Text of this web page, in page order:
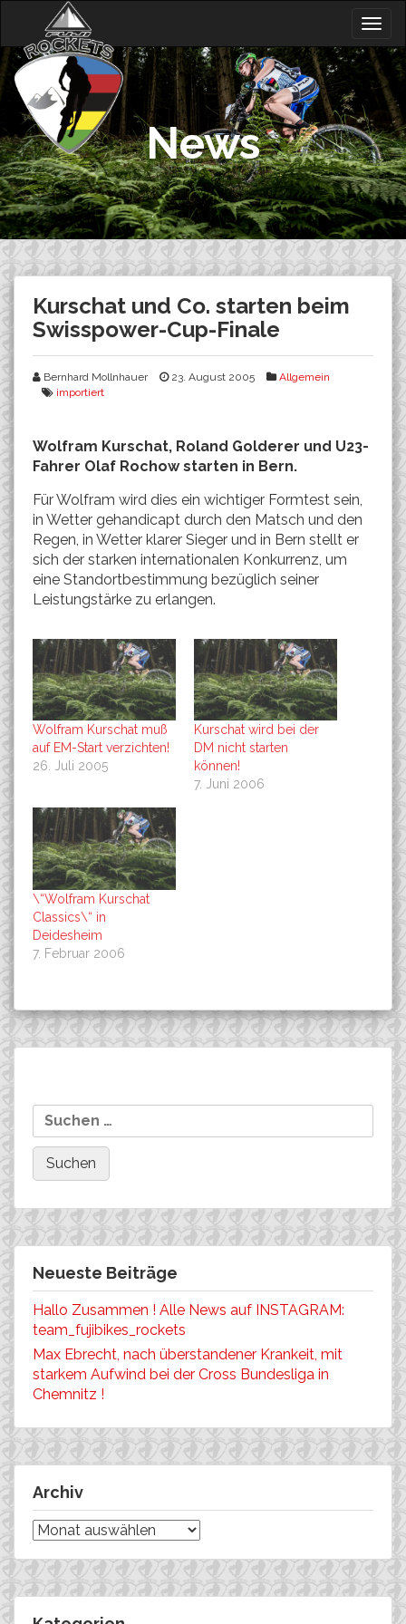
content
News
Kurschat und Co. starten beim
Swisspower-Cup-Finale
Bernhard Mollnhauer 23. August 2005
Allgemein
importiert
Wolfram Kurschat, Roland Golderer und U23-
Fahrer Olaf Rochow starten in Bern.
Für Wolfram wird dies ein wichtiger Formtest sein,
in Wetter gehandicapt durch den Matsch und den
Regen, in Wetter klarer Sieger und in Bern stellt er
sich der starken internationalen Konkurrenz, um
eine Standortbestimmung bezüglich seiner
Leistungstärke zu erlangen.
Wolfram Kurschat muß
auf EM-Start verzichten!
26. Juli 2005
Kurschat wird bei der
DM nicht starten
können!
7. Juni 2006
\“Wolfram Kurschat
Classics\“ in
Deidesheim
7. Februar 2006
Neueste Beiträge
Hallo Zusammen ! Alle News auf INSTAGRAM:
team_fujibikes_rockets
Max Ebrecht, nach überstandener Krankeit, mit
starkem Aufwind bei der Cross Bundesliga in
Chemnitz !
Archiv
Archiv